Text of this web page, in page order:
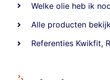
Welke olie heb ik
Alle producten
Referenties Kwikfit,